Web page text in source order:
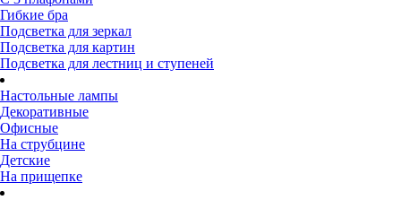
Гибкие бра
Подсветка для зеркал
Подсветка для картин
Подсветка для лестниц и ступеней
Настольные лампы
Декоративные
Офисные
На струбцине
Детские
На прищепке